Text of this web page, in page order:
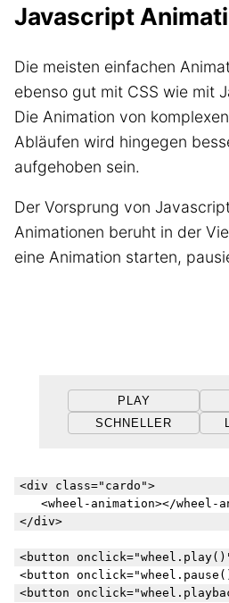
Javascript
Die meisten einfachen
ebenso gut mit CSS wie mit
Die Animation von
Abläufen wird hingegen
aufgehoben sein.
Der Vorsprung von
Animationen beruht in der
eine Animation starten,
PLAY
SCHNELLER
<div class="cardo">
</div>
<button
<button
<button